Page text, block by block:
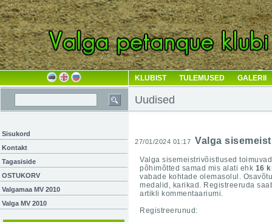
KLUBIST TULEMUSED GALERII
Uudised
Sisukord
Kontakt
Tagasiside
OSTUKORV
Valgamaa MV 2010
Valga MV 2010
27/01/2024 01:17 Valga
Valga sisemeistrivõistlused
põhimõtted samad mis alati ehk 16
vabade kohtade olemasolul.
medalid, karikad. Registreeruda
artikli kommentaariumi.
Registreerunud: